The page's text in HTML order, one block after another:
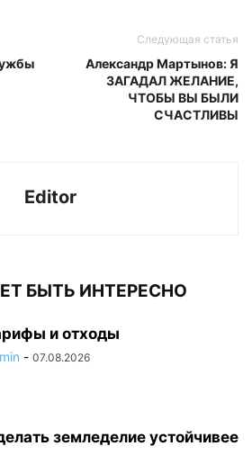
Следующая статья
Александр Мартынов: Я
ЗАГАДАЛ ЖЕЛАНИЕ,
ЧТОБЫ ВЫ БЫЛИ
СЧАСТЛИВЫ
Editor
БЫТЬ ИНТЕРЕСНО
и отходы
- 07.08.2026
земледелие устойчивее